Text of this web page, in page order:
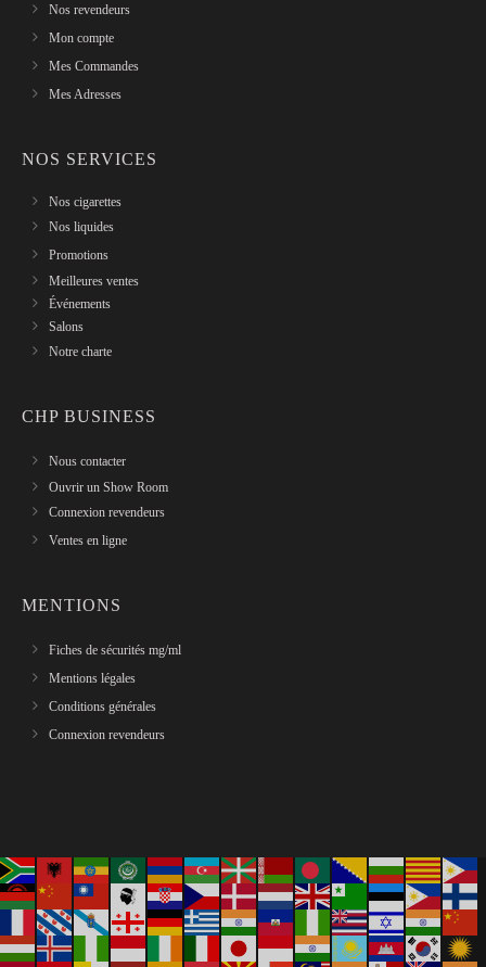
Nos revendeurs
Mon compte
Mes Commandes
Mes Adresses
NOS SERVICES
Nos cigarettes
Nos liquides
Promotions
Meilleures ventes
Événements
Salons
Notre charte
CHP BUSINESS
Nous contacter
Ouvrir un Show Room
Connexion revendeurs
Ventes en ligne
MENTIONS
Fiches de sécurités mg/ml
Mentions légales
Conditions générales
Connexion revendeurs